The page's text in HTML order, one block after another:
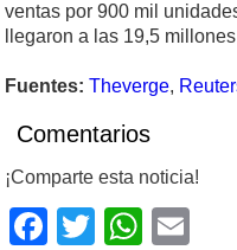
ventas por 900 mil
llegaron a las 19,5
Fuentes: Theverge,
Comentarios
¡Comparte esta noticia!
Facebook
Twitter